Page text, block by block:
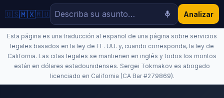
🇺🇸🇲🇽🇷🇺 Analizar
Esta página es una traducción al español de una página sobre servicios
legales basados en la ley de EE. UU. y, cuando corresponda, la ley de
California. Las citas legales se mantienen en inglés y todos los montos
están en dólares estadounidenses. Sergei Tokmakov es abogado
licenciado en California (CA Bar #279869).